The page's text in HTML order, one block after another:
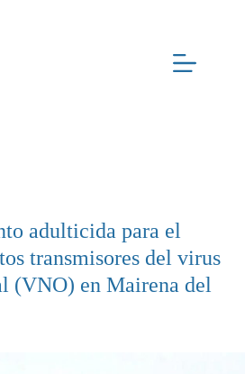
adulticida para el
transmisores del virus
(VNO) en Mairena del